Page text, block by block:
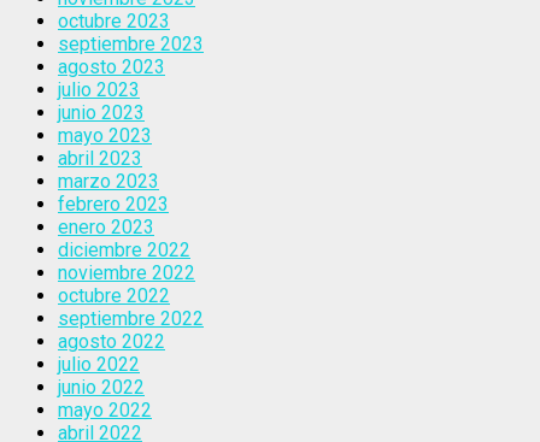
octubre 2023
septiembre 2023
agosto 2023
julio 2023
junio 2023
mayo 2023
abril 2023
marzo 2023
febrero 2023
enero 2023
diciembre 2022
noviembre 2022
octubre 2022
septiembre 2022
agosto 2022
julio 2022
junio 2022
mayo 2022
abril 2022